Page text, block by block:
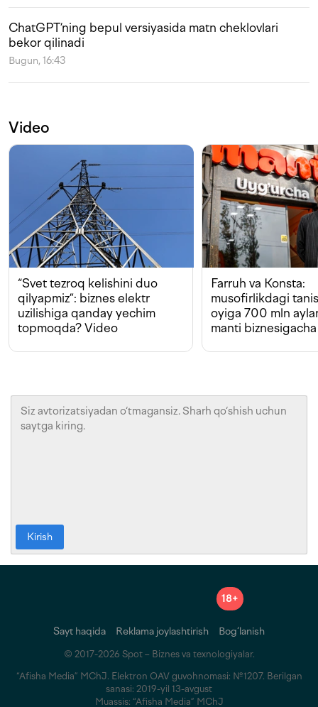
ChatGPT’ning bepul versiyasida matn cheklovlari
bekor qilinadi
Bugun, 16:43
Video
“Svet tezroq kelishini duo
qilyapmiz”: biznes elektr
uzilishiga qanday yechim
topmoqda? Video
Farruh va Konsta:
musofirlikdagi
oyiga 700 mln
manti biznesigacha
Kirish
18+
Sayt haqida Reklama joylashtirish Bog‘lanish
© 2017-2026 Spot – Biznes va texnologiyalar.
“Afisha Media” MChJ. Elektron OAV guvohnomasi: №1207. Berilgan
sanasi: 2019-yil 13-avgust
Muassis: “Afisha Media” MChJ